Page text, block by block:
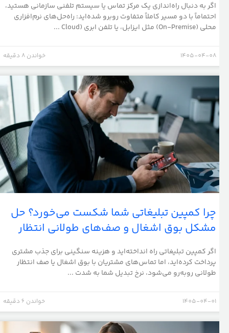
اگر به دنبال راه‌اندازی یک مرکز تماس یا سیستم تلفنی سازمانی هستید،
احتماماً با دو مسیر کاملاً متفاوت روبرو شده‌اید: راه‌حل‌های نرم‌افزاری
محلی (On-Premise) مثل ایزابل، یا تلفن ابری (Cloud ...
1405-04-08 خواندن 8 دقیقه
چرا کمپین تبلیغاتی شما شکست می‌خورد؟ حل
مشکل بوق اشغال و صف‌های طولانی انتظار
اگر کمپین تبلیغاتی راه انداخته‌اید و هزینه سنگینی برای جذب مشتری
پرداخت کرده‌اید، اما تماس‌های مشتریان با بوق اشغال یا صف انتظار
طولانی روبه‌رو می‌شود، نرخ تبدیل شما به شدت ...
1405-04-01 خواندن 6 دقیقه